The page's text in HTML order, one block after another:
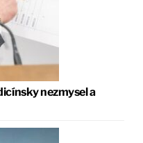
nezmysel a